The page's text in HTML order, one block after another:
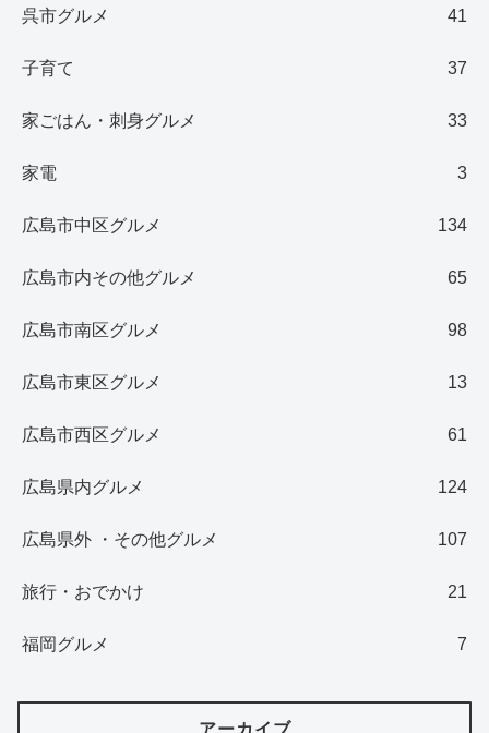
呉市グルメ 41
子育て 37
家ごはん・刺身グルメ 33
家電 3
広島市中区グルメ 134
広島市内その他グルメ 65
広島市南区グルメ 98
広島市東区グルメ 13
広島市西区グルメ 61
広島県内グルメ 124
広島県外 ・その他グルメ 107
旅行・おでかけ 21
福岡グルメ 7
アーカイブ